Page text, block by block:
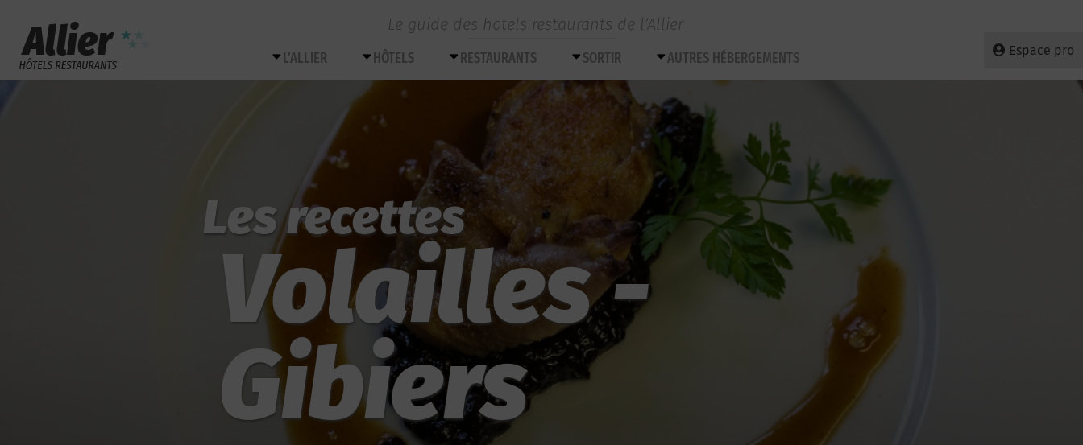
Le guide des hotels restaurants de l’Allier
Espace pro
L’ALLIER HÔTELS RESTAURANTS SORTIR AUTRES HÉBERGEMENTS
Les recettes
Volailles -
Gibiers